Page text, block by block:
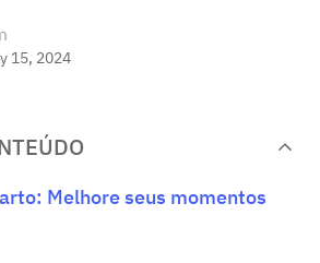
15, 2024
Melhore seus momentos